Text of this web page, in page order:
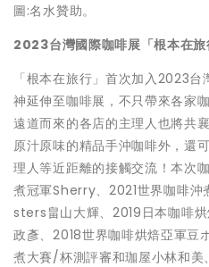
圖:名水贊助。
2023台灣國際咖啡展「根本在
「根本在旅行」首次加入2023
神延伸至咖啡展，不只帶來各家
遠道而來的各店的主理人也將共
原汁原味的精品手沖咖啡外，還
理人等近距離的接觸交流！本次
煮冠軍Sherry、2021世界咖啡
sters畠山大輝、2019日本咖啡
政彥、2018世界咖啡烘焙亞軍豆
煮大賽/杯測評審和珈屋小林